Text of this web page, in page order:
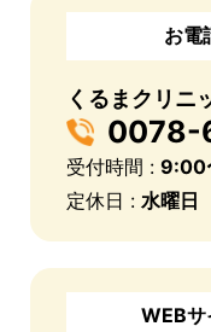
お電
くるまクリニ
0078-
受付時間 : 9:00
定休日 : 水曜日
WEBサ